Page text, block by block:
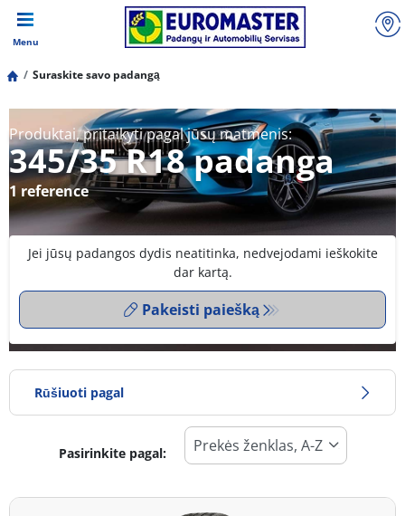
Menu
Suraskite savo padangą
Produktai, pritaikyti pagal jūsų matmenis:
345/35 R18 padanga
1 reference
Jei jūsų padangos dydis neatitinka, nedvejodami ieškokite
dar kartą.
Pakeisti paiešką
Rūšiuoti pagal
Padangos tipas
Visi tipai (1)
Pasirinkite pagal: